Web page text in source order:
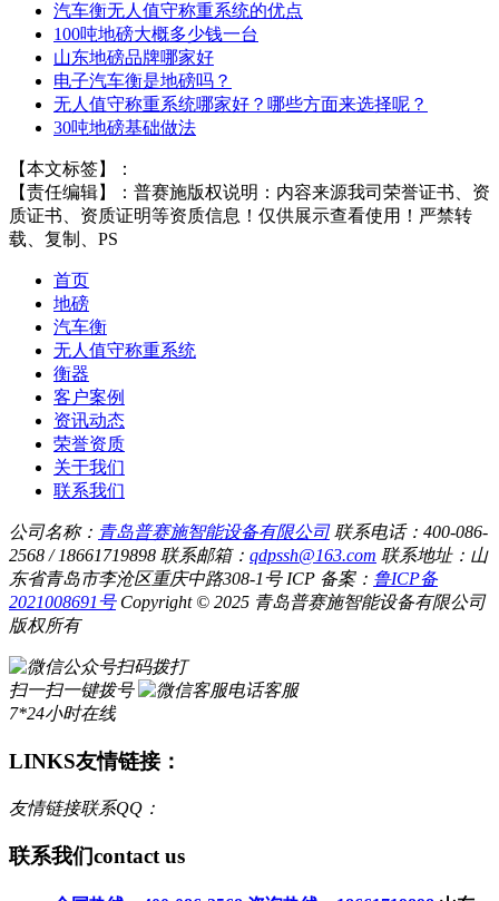
汽车衡无人值守称重系统的优点
100吨地磅大概多少钱一台
山东地磅品牌哪家好
电子汽车衡是地磅吗？
无人值守称重系统哪家好？哪些方面来选择呢？
30吨地磅基础做法
【本文标签】：
【责任编辑】： 普赛施版权说明：内容来源我司荣誉证书、资
质证书、资质证明等资质信息！仅供展示查看使用！严禁转
载、复制、PS
首页
地磅
汽车衡
无人值守称重系统
衡器
客户案例
资讯动态
荣誉资质
关于我们
联系我们
公司名称： 青岛普赛施智能设备有限公司 联系电话：400-086-
2568 / 18661719898 联系邮箱： qdpssh@163.com 联系地址：山
东省青岛市李沧区重庆中路308-1号 ICP 备案： 鲁ICP备
2021008691号 Copyright © 2025 青岛普赛施智能设备有限公司
版权所有
扫码拨打
扫一扫一键拨号
电话客服
7*24小时在线
LINKS友情链接：
友情链接联系QQ：
联系我们contact us